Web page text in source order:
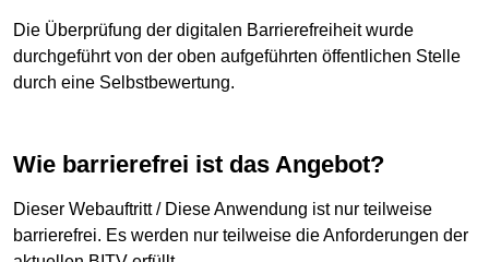
Die Überprüfung der digitalen Barrierefreiheit wurde
durchgeführt von der oben aufgeführten öffentlichen Stelle
durch eine Selbstbewertung.
Wie barrierefrei ist das Angebot?
Dieser Webauftritt / Diese Anwendung ist nur teilweise
barrierefrei. Es werden nur teilweise die Anforderungen der